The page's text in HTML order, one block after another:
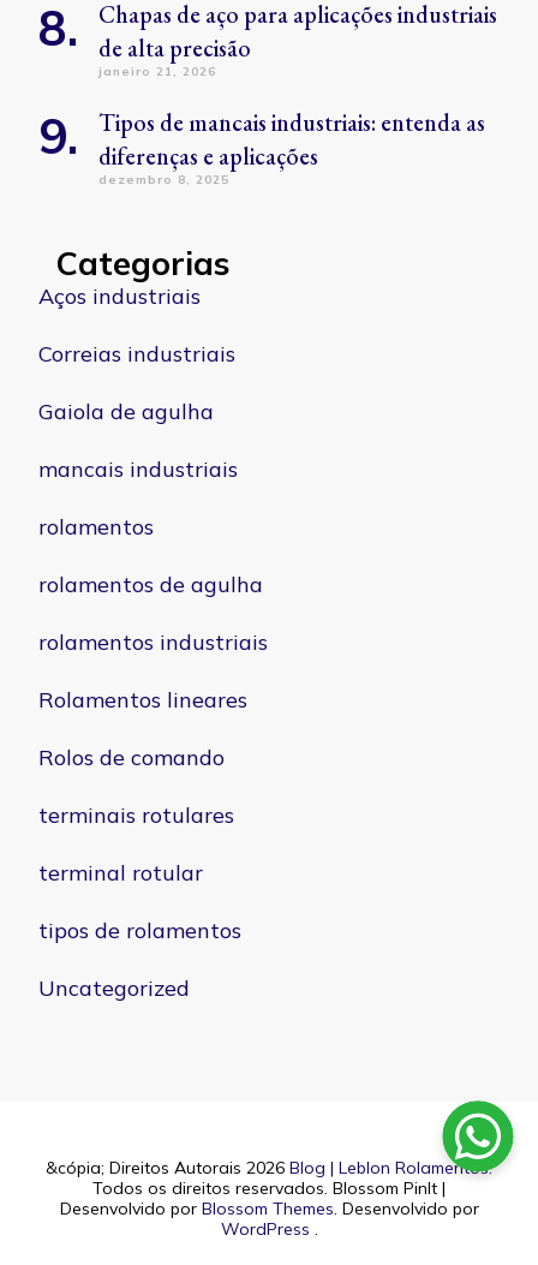
Chapas de aço para aplicações industriais
de alta precisão
janeiro 21, 2026
Tipos de mancais industriais: entenda as
diferenças e aplicações
dezembro 8, 2025
Categorias
Aços industriais
Correias industriais
Gaiola de agulha
mancais industriais
rolamentos
rolamentos de agulha
rolamentos industriais
Rolamentos lineares
Rolos de comando
terminais rotulares
terminal rotular
tipos de rolamentos
Uncategorized
&cópia; Direitos Autorais 2026 Blog | Leblon Rolamentos.
Todos os direitos reservados. Blossom PinIt |
Desenvolvido por Blossom Themes. Desenvolvido por
WordPress .